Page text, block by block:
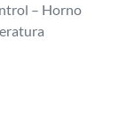
– Horno